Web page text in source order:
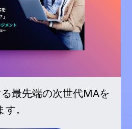
最先端の次世代MAを
。